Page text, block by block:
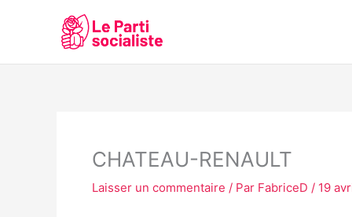
CHATEAU-RENAULT
Laisser un commentaire / Par FabriceD / 19